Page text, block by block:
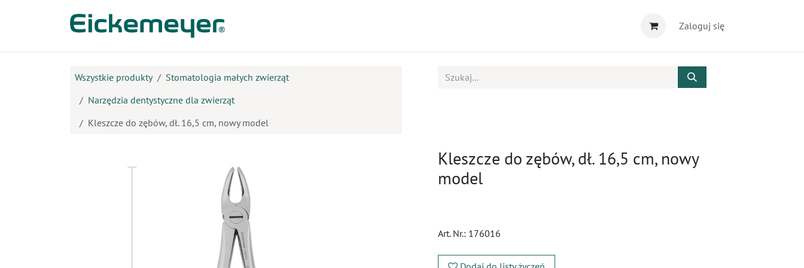
Zaloguj się
Wszystkie produkty
Stomatologia małych zwierząt
Narzędzia dentystyczne dla zwierząt
Kleszcze do zębów, dł. 16,5 cm, nowy model
Kleszcze do zębów, dł. 16,5 cm, nowy
model
Art. Nr.: 176016